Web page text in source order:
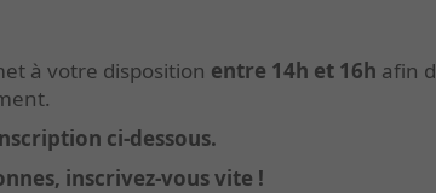
à votre disposition entre 14h et 16h afin
ci-dessous.
inscrivez-vous vite !